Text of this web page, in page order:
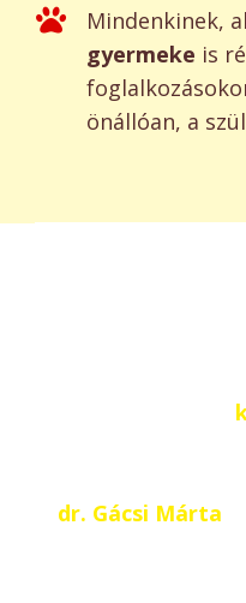
Mindenkinek,
gyermeke is
önállóan, a
dr. Gácsi Márta